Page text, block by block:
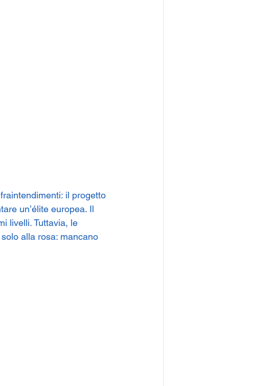
il progetto
un’élite europea. Il
livelli. Tuttavia, le
alla rosa: mancano